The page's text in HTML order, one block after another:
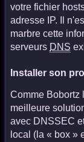
votre fichier
adresse IP. Il
marbre cette
serveurs DNS
Installer son
Comme Bobortz
meilleure
avec DNSSEC
local (la « box »